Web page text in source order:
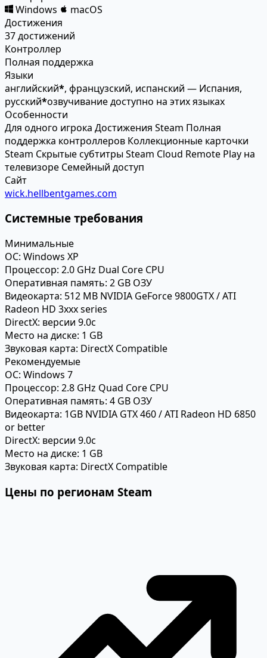
Windows
macOS
Достижения
37 достижений
Контроллер
Полная поддержка
Языки
английский*, французский, испанский — Испания,
русский*озвучивание доступно на этих языках
Особенности
Для одного игрока Достижения Steam Полная
поддержка контроллеров Коллекционные карточки
Steam Скрытые субтитрыSteam Cloud Remote Play на
телевизоре Семейный доступ
Сайт
wick.hellbentgames.com
Системные требования
Минимальные
ОС: Windows XP
Процессор: 2.0 GHz Dual Core CPU
Оперативная память: 2 GB ОЗУ
Видеокарта: 512 MB NVIDIA GeForce 9800GTX / ATI
Radeon HD 3xxx series
DirectX: версии 9.0c
Место на диске: 1 GB
Звуковая карта: DirectX Compatible
Рекомендуемые
ОС: Windows 7
Процессор: 2.8 GHz Quad Core CPU
Оперативная память: 4 GB ОЗУ
Видеокарта: 1GB NVIDIA GTX 460 / ATI Radeon HD 6850
or better
DirectX: версии 9.0c
Место на диске: 1 GB
Звуковая карта: DirectX Compatible
Цены по регионам Steam